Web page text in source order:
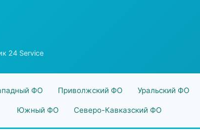
24 Service
ФО Приволжский ФО Уральский ФО
Южный ФО Северо-Кавказский ФО